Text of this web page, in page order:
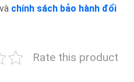
và chính sách bảo hành đổi
Rate this product